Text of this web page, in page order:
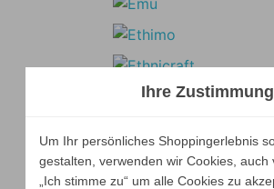
Ihre
Um Ihr persönliches Shoppingerlebnis
gestalten, verwenden wir Cookies,
„Ich stimme zu“ um alle Cookies zu